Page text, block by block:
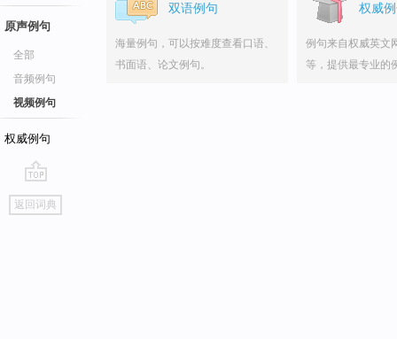
原声例句
全部
音频例句
视频例句
权威例句
go
top
返回词典
双语例句
海量例句，可以按难度查看口语、
书面语、论文例句。
权威
例句来自权威英文
等，提供最专业的